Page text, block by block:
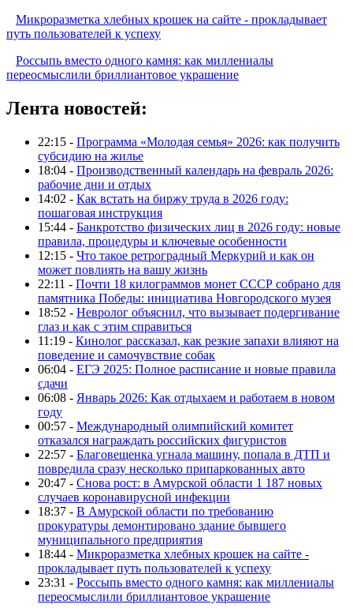
Микроразметка хлебных крошек на сайте - прокладывает
путь пользователей к успеху
Россыпь вместо одного камня: как миллениалы
переосмыслили бриллиантовое украшение
Лента новостей:
22:15 - Программа «Молодая семья» 2026: как получить
субсидию на жилье
18:04 - Производственный календарь на февраль 2026:
рабочие дни и отдых
14:02 - Как встать на биржу труда в 2026 году:
пошаговая инструкция
15:44 - Банкротство физических лиц в 2026 году: новые
правила, процедуры и ключевые особенности
12:15 - Что такое ретроградный Меркурий и как он
может повлиять на вашу жизнь
22:11 - Почти 18 килограммов монет СССР собрано для
памятника Победы: инициатива Новгородского музея
18:52 - Невролог объяснил, что вызывает подергивание
глаз и как с этим справиться
11:19 - Кинолог рассказал, как резкие запахи влияют на
поведение и самочувствие собак
06:04 - ЕГЭ 2025: Полное расписание и новые правила
сдачи
06:08 - Январь 2026: Как отдыхаем и работаем в новом
году
00:57 - Международный олимпийский комитет
отказался награждать российских фигуристов
22:57 - Благовещенка угнала машину, попала в ДТП и
повредила сразу несколько припаркованных авто
20:47 - Снова рост: в Амурской области 1 187 новых
случаев коронавирусной инфекции
18:37 - В Амурской области по требованию
прокуратуры демонтировано здание бывшего
муниципального предприятия
18:44 - Микроразметка хлебных крошек на сайте -
прокладывает путь пользователей к успеху
23:31 - Россыпь вместо одного камня: как миллениалы
переосмыслили бриллиантовое украшение